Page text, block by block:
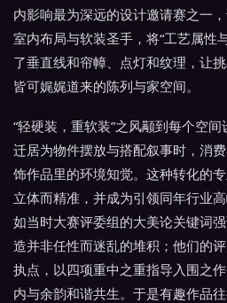
内影响最为深远的设计邀请赛之一
室内布局与软装圣手，将“工艺属性
了垂直线和帘幛、点灯和纹理，让
皆可娓娓道来的陈列与家空间。
“轻硬装，重软装”之风颟到每个空
迁居为物件摆放与搭配叙事时，消
饰作品里的环境知觉。这种转化的
立体而精准，并成为引领同年行业
如当时大赛评委组的大美论关键词
造并非任性而迷乱的堆积；他们的
执点，以四项重中之重指导入围之
内与余韵和谐共生。于是有趣作品